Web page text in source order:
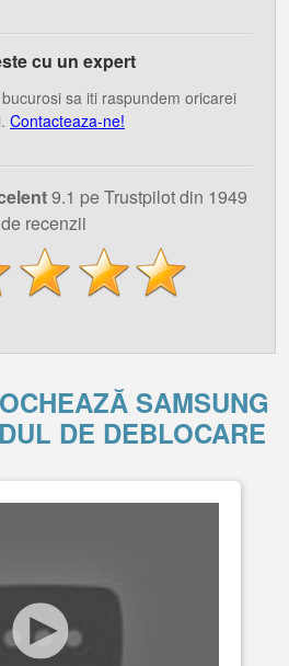
cu un expert
sa iti raspundem oricarei
Contacteaza-ne!
9.1 pe Trustpilot din 1949
de recenzii
SAMSUNG
DE DEBLOCARE